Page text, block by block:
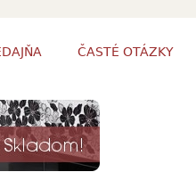
ČASTÉ OTÁZKY